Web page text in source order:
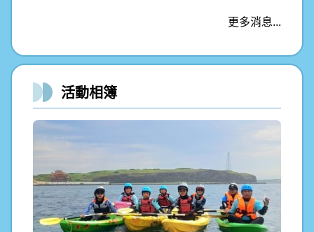
更多消息...
活動相簿